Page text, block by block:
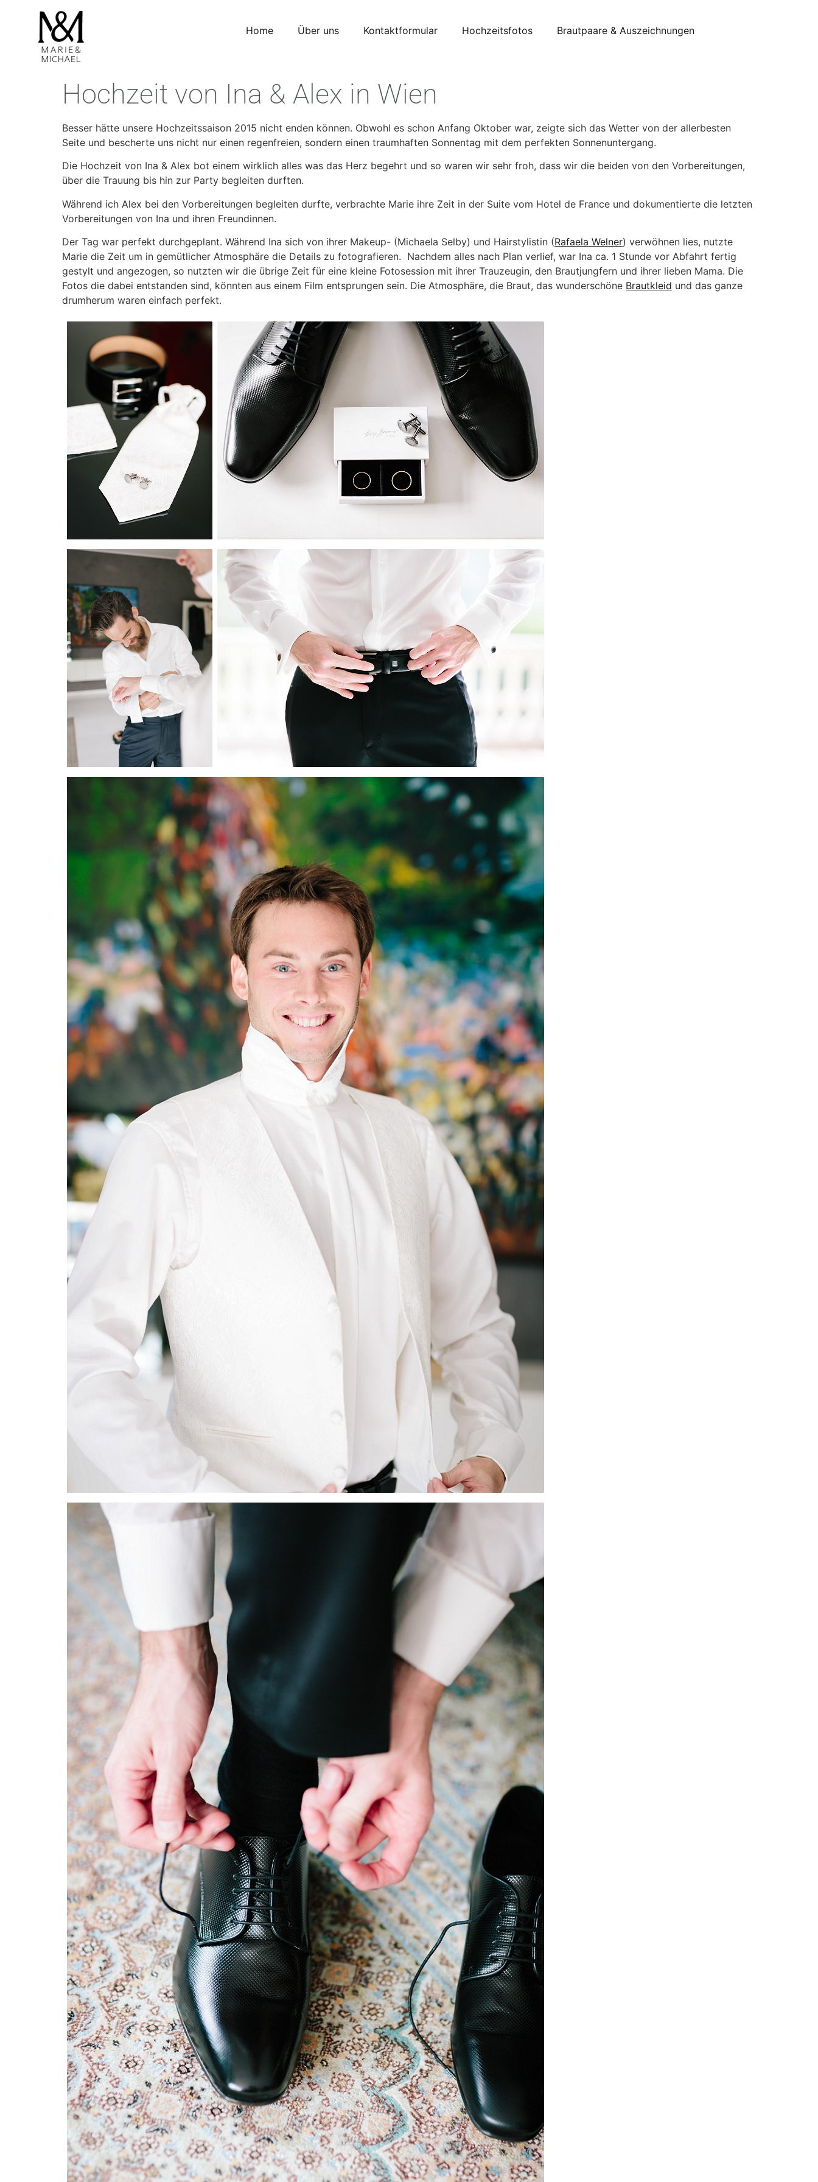
Home Über uns Kontaktformular Hochzeitsfotos Brautpaare & Auszeichnungen
Hochzeit von Ina & Alex in Wien
Besser hätte unsere Hochzeitssaison 2015 nicht enden können. Obwohl es schon Anfang Oktober war, zeigte sich das Wetter von der allerbesten
Seite und bescherte uns nicht nur einen regenfreien, sondern einen traumhaften Sonnentag mit dem perfekten Sonnenuntergang.
Die Hochzeit von Ina & Alex bot einem wirklich alles was das Herz begehrt und so waren wir sehr froh, dass wir die beiden von den Vorbereitungen,
über die Trauung bis hin zur Party begleiten durften.
Während ich Alex bei den Vorbereitungen begleiten durfte, verbrachte Marie ihre Zeit in der Suite vom Hotel de France und dokumentierte die letzten
Vorbereitungen von Ina und ihren Freundinnen.
Der Tag war perfekt durchgeplant. Während Ina sich von ihrer Makeup- (Michaela Selby) und Hairstylistin (Rafaela Welner) verwöhnen lies, nutzte
Marie die Zeit um in gemütlicher Atmosphäre die Details zu fotografieren. Nachdem alles nach Plan verlief, war Ina ca. 1 Stunde vor Abfahrt fertig
gestylt und angezogen, so nutzten wir die übrige Zeit für eine kleine Fotosession mit ihrer Trauzeugin, den Brautjungfern und ihrer lieben Mama. Die
Fotos die dabei entstanden sind, könnten aus einem Film entsprungen sein. Die Atmosphäre, die Braut, das wunderschöne Brautkleid und das ganze
drumherum waren einfach perfekt.